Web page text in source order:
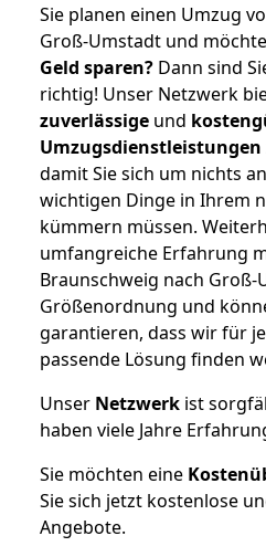
Sie planen einen Umzug
Groß-Umstadt und
Geld sparen? Dann sind
richtig! Unser Netzwerk
zuverlässige und
Umzugsdienstleistungen
damit Sie sich um nichts
wichtigen Dinge in Ihrem
kümmern müssen.
umfangreiche Erfahrung
Braunschweig nach
Größenordnung und
garantieren, dass wir für
passende Lösung finden
Unser Netzwerk ist
haben viele Jahre
Sie möchten eine
Sie sich jetzt kostenlose
Angebote.